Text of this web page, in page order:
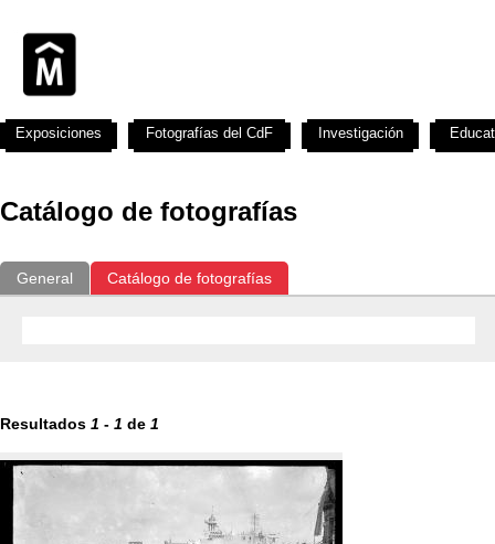
Catálogo de fotografías
General Catálogo de fotografías
Resultados 1 - 1 de 1
Exposiciones Fotografías del CdF Investigación